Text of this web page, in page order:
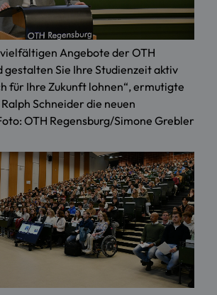
vielfältigen Angebote der OTH
gestalten Sie Ihre Studienzeit aktiv
für Ihre Zukunft lohnen“, ermutigte
Schneider die neuen
OTH Regensburg/Simone Grebler